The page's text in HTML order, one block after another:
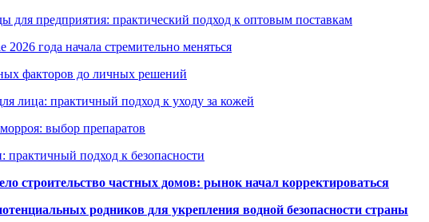
для предприятия: практический подход к оптовым поставкам
года начала стремительно меняться
факторов до личных решений
лица: практичный подход к уходу за кожей
выбор препаратов
подход к безопасности
строительство частных домов: рынок начал корректироваться
родников для укрепления водной безопасности страны